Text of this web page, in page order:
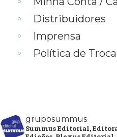
Distribuidores
Imprensa
Política de
gruposummus
Summus Editorial,